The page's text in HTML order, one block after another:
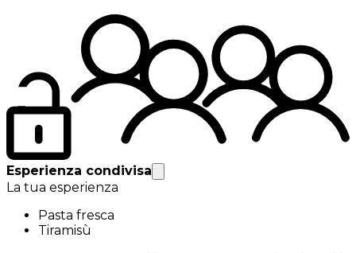
Esperienza condivisa
La tua esperienza
Pasta fresca
Tiramisù